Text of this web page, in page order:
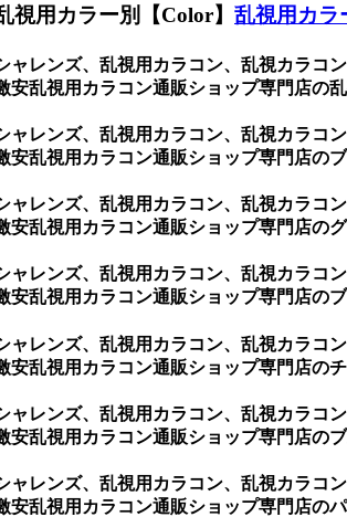
用カラー別【Color】 乱視用カラ
レンズ、乱視用カラコン、乱視カラコ
乱視用カラコン通販ショップ専門店の
レンズ、乱視用カラコン、乱視カラコ
安乱視用カラコン通販ショップ専門店の
レンズ、乱視用カラコン、乱視カラコ
安乱視用カラコン通販ショップ専門店の
レンズ、乱視用カラコン、乱視カラコ
安乱視用カラコン通販ショップ専門店の
レンズ、乱視用カラコン、乱視カラコ
安乱視用カラコン通販ショップ専門店の
レンズ、乱視用カラコン、乱視カラコ
安乱視用カラコン通販ショップ専門店の
レンズ、乱視用カラコン、乱視カラコ
安乱視用カラコン通販ショップ専門店の